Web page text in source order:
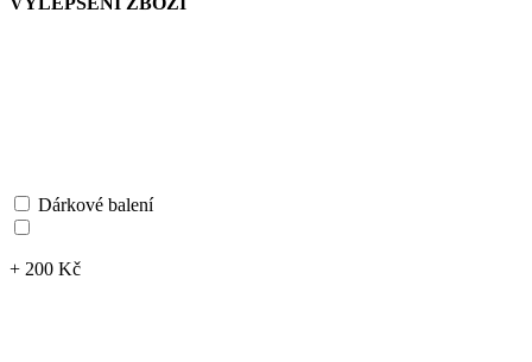
Dárkové balení
+ 200 Kč